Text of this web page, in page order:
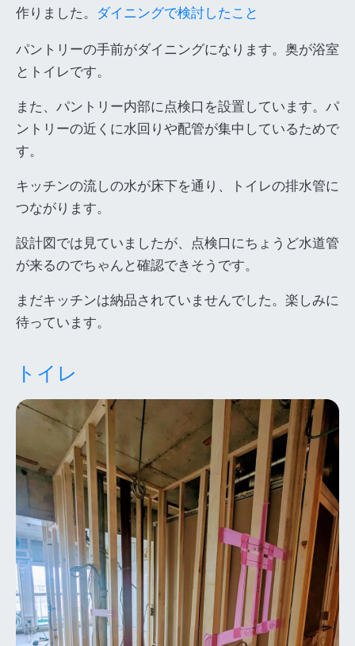
作りました。 ダイニングで検討したこと
パントリーの手前がダイニングになります。奥が浴室
とトイレです。
また、パントリー内部に点検口を設置しています。パ
ントリーの近くに水回りや配管が集中しているためで
す。
キッチンの流しの水が床下を通り、トイレの排水管に
つながります。
設計図では見ていましたが、点検口にちょうど水道管
が来るのでちゃんと確認できそうです。
まだキッチンは納品されていませんでした。楽しみに
待っています。
トイレ